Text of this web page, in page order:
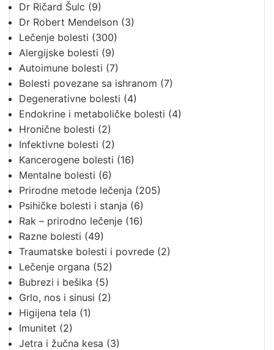
Dr Ričard Šulc (9)
Dr Robert Mendelson (3)
Lečenje bolesti (300)
Alergijske bolesti (9)
Autoimune bolesti (7)
Bolesti povezane sa ishranom (7)
Degenerativne bolesti (4)
Endokrine i metaboličke bolesti (4)
Hronične bolesti (2)
Infektivne bolesti (2)
Kancerogene bolesti (16)
Mentalne bolesti (6)
Prirodne metode lečenja (205)
Psihičke bolesti i stanja (6)
Rak – prirodno lečenje (16)
Razne bolesti (49)
Traumatske bolesti i povrede (2)
Lečenje organa (52)
Bubrezi i bešika (5)
Grlo, nos i sinusi (2)
Higijena tela (1)
Imunitet (2)
Jetra i žučna kesa (3)